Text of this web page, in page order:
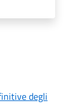
degli